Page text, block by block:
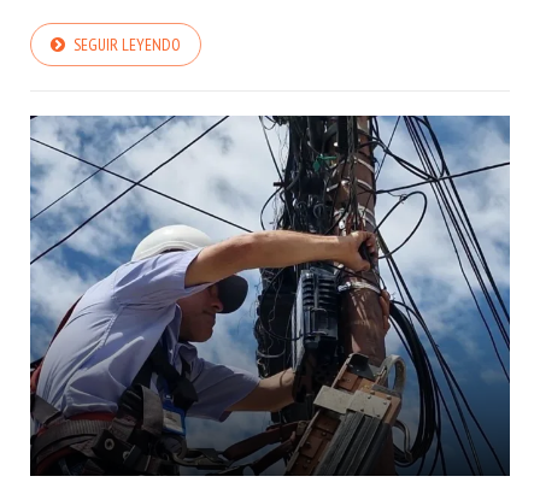
SEGUIR LEYENDO